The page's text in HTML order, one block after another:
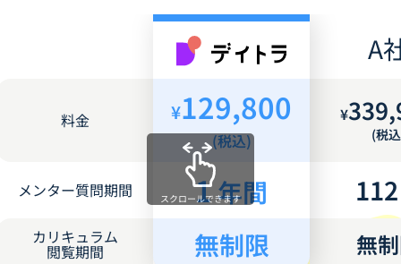
A
料金 ¥129,800
(税込)
¥
(税
メンター質問期間 1年間 112
カリキュラム
閲覧期間 無制限 無
スクロールできます